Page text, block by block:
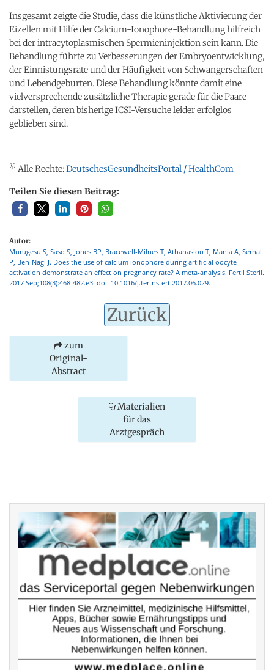
Insgesamt zeigte die Studie, dass die künstliche Aktivierung der
Eizellen mit Hilfe der Calcium-Ionophore-Behandlung hilfreich
bei der intracytoplasmischen Spermieninjektion sein kann. Die
Behandlung führte zu Verbesserungen der Embryoentwicklung,
der Einnistungsrate und der Häufigkeit von Schwangerschaften
und Lebendgeburten. Diese Behandlung könnte damit eine
vielversprechende zusätzliche Therapie gerade für die Paare
darstellen, deren bisherige ICSI-Versuche leider erfolglos
geblieben sind.
© Alle Rechte:DeutschesGesundheitsPortal / HealthCom
Teilen Sie diesen Beitrag:
Autor:
Murugesu S, Saso S, Jones BP, Bracewell-Milnes T, Athanasiou T, Mania A, Serhal
P, Ben-Nagi J. Does the use of calcium ionophore during artificial oocyte
activation demonstrate an effect on pregnancy rate? A meta-analysis. Fertil Steril.
2017 Sep;108(3):468-482.e3. doi: 10.1016/j.fertnstert.2017.06.029.
Zurück
zum
Original-
Abstract
Materialien
für das
Arztgespräch